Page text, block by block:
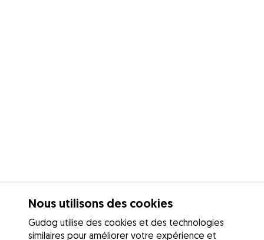
Nous utilisons des cookies
Gudog utilise des cookies et des technologies
similaires pour améliorer votre expérience et